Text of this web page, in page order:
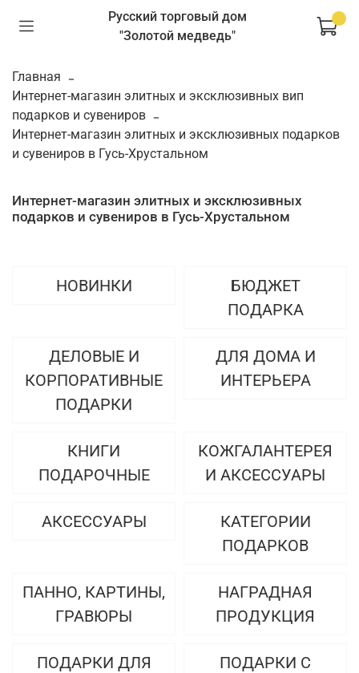
Русский торговый дом
"Золотой медведь"
Главная
Интернет-магазин элитных и эксклюзивных вип
подарков и сувениров
Интернет-магазин элитных и эксклюзивных подарков
и сувениров в Гусь-Хрустальном
Интернет-магазин элитных и эксклюзивных
подарков и сувениров в Гусь-Хрустальном
НОВИНКИ
БЮДЖЕТ
ПОДАРКА
ДЕЛОВЫЕ И
КОРПОРАТИВНЫЕ
ПОДАРКИ
ДЛЯ ДОМА И
ИНТЕРЬЕРА
КНИГИ
ПОДАРОЧНЫЕ
КОЖГАЛАНТЕРЕЯ
И АКСЕССУАРЫ
АКСЕССУАРЫ
КАТЕГОРИИ
ПОДАРКОВ
ПАННО, КАРТИНЫ,
ГРАВЮРЫ
НАГРАДНАЯ
ПРОДУКЦИЯ
ПОДАРКИ ДЛЯ
ПОДАРКИ С